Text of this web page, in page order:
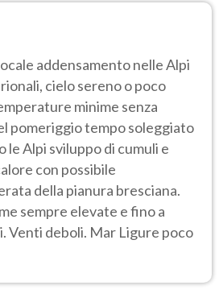
addensamento nelle Alpi
cielo sereno o poco
minime senza
pomeriggio tempo soleggiato
le Alpi sviluppo di cumuli e
con possibile
della pianura bresciana.
sempre elevate e fino a
Venti deboli. Mar Ligure poco